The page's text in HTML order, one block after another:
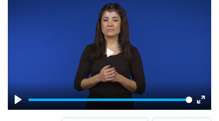
Play
Enter
Play